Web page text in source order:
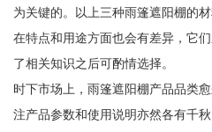
为关键的。以上三种雨篷遮阳棚的
在特点和用途方面也会有差异，它
了相关知识之后可酌情选择。
时下市场上，雨篷遮阳棚产品品类
注产品参数和使用说明亦然各有千